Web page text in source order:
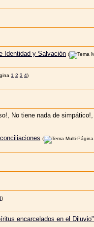
Identidad y Salvación (
1 2 3 4)
(
)
encarcelados en el Diluvio"